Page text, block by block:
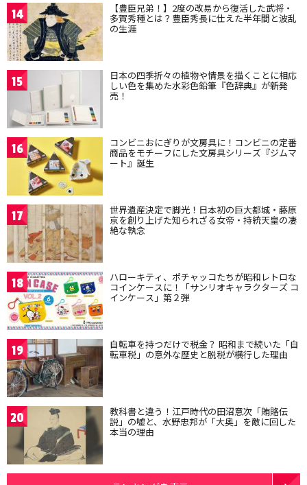
14 【豊臣兄弟！】2度の改易から復活した武将・
多賀秀種とは？豊臣秀長に仕えた半年間と波乱
の生涯
15 日本の四季折々の植物や情景を描くことに相応
しい色を集めた水彩色鉛筆『色辞典』が新発
売！
16 コンビニおにぎりが文房具に！コンビニの定番
商品をモチーフにした文房具シリーズ『ジムマ
ート』誕生
17 世界遺産決定で脚光！日本初の巨大都城・藤原
京を創り上げた知られざる女帝・持統天皇の凄
絶な執念
18 ハローキティ、ポチャッコたちが昭和レトロな
コインケースに！「サンリオキャラクターズ コ
インケース」第２弾
19 自転車を持つだけで税金？ 昭和まで続いた「自
転車税」の意外な歴史と脱税が横行した理由
20 教科書と違う！江戸時代の田沼意次「賄賂伝
説」の嘘と、水野忠邦が「大奥」を敵に回した
本当の理由